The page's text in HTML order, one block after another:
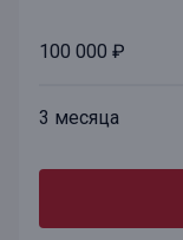
100 000 ₽
3 месяца